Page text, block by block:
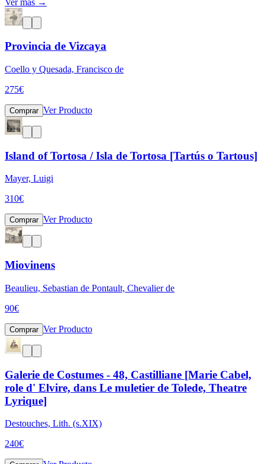
Provincia de Vizcaya
Coello y Quesada, Francisco de
275€
Comprar Ver Producto
Island of Tortosa / Isla de Tortosa [Tartús o Tartous]
Mayer, Luigi
310€
Comprar Ver Producto
Miovinens
Beaulieu, Sebastian de Pontault, Chevalier de
90€
Comprar Ver Producto
Galerie de Costumes - 48, Castilliane [Marie Cabel,
role d' Elvire, dans Le muletier de Tolede, Theatre
Lyrique]
Destouches, Lith. (s.XIX)
240€